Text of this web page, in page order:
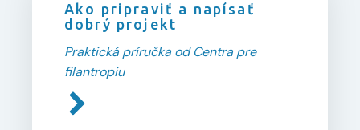
Ako pripraviť a napísať
dobrý projekt
Praktická príručka od Centra pre
filantropiu